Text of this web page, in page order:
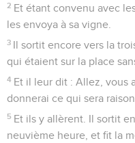
2 Et étant convenu avec
les envoya à sa vigne.
3 Il sortit encore vers la
qui étaient sur la place
4 Et il leur dit : Allez, vous
donnerai ce qui sera
5 Et ils y allèrent. Il sortit
neuvième heure, et fit la